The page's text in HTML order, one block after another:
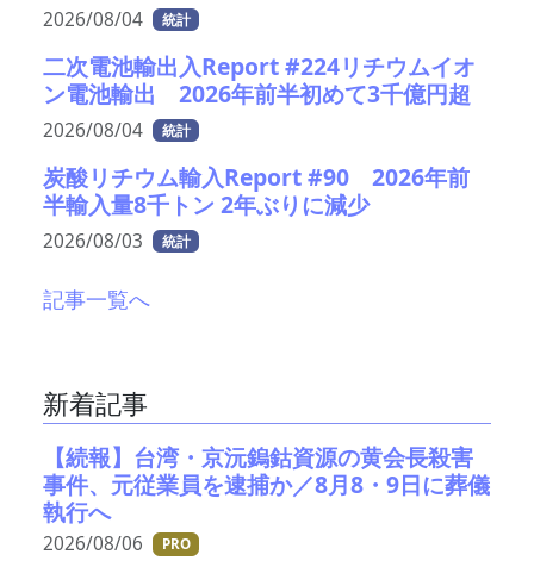
2026/08/04 統計
二次電池輸出入Report #224リチウムイオ
ン電池輸出 2026年前半初めて3千億円超
2026/08/04 統計
炭酸リチウム輸入Report #90 2026年前
半輸入量8千トン 2年ぶりに減少
2026/08/03 統計
記事一覧へ
新着記事
【続報】台湾・京沅鎢鈷資源の黄会長殺害
事件、元従業員を逮捕か／8月8・9日に葬儀
執行へ
2026/08/06 PRO